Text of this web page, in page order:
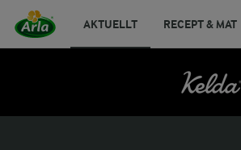
AKTUELLT RECEPT & MAT